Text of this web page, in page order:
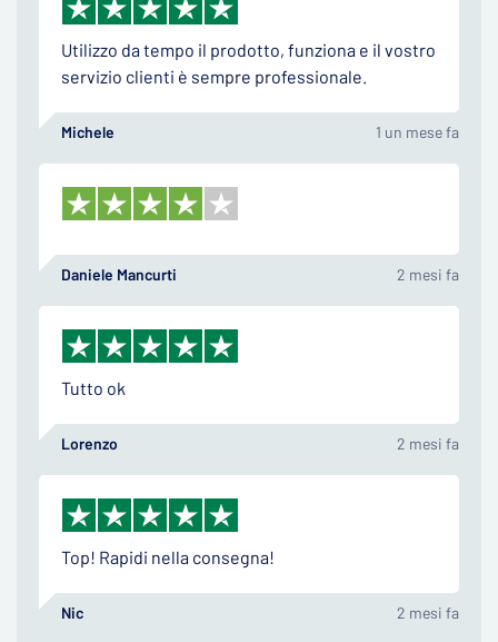
Utilizzo da tempo il prodotto, funziona e il vostro
servizio clienti è sempre professionale.
Michele 1 un mese fa
Daniele Mancurti 2 mesi fa
Tutto ok
Lorenzo 2 mesi fa
Top! Rapidi nella consegna!
Nic 2 mesi fa